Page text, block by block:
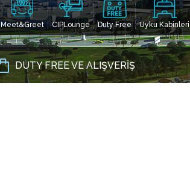
Meet&Greet CIPLounge Duty Free Uyku Kabinleri
DUTY FREE VE ALIŞVERİŞ